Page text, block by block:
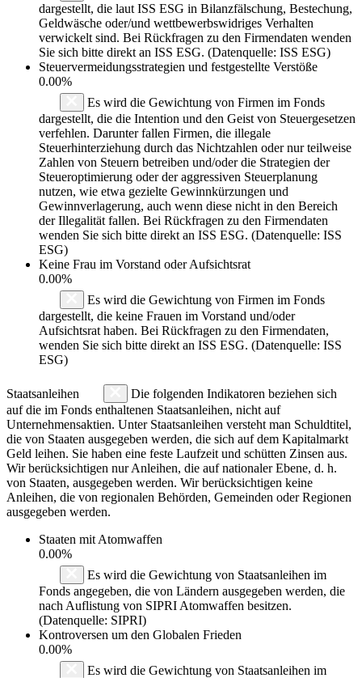
dargestellt, die laut ISS ESG in Bilanzfälschung, Bestechung,
Geldwäsche oder/und wettbewerbswidriges Verhalten
verwickelt sind. Bei Rückfragen zu den Firmendaten wenden
Sie sich bitte direkt an ISS ESG. (Datenquelle: ISS ESG)
Steuervermeidungsstrategien und festgestellte Verstöße
0.00%
Es wird die Gewichtung von Firmen im Fonds
dargestellt, die die Intention und den Geist von Steuergesetzen
verfehlen. Darunter fallen Firmen, die illegale
Steuerhinterziehung durch das Nichtzahlen oder nur teilweise
Zahlen von Steuern betreiben und/oder die Strategien der
Steueroptimierung oder der aggressiven Steuerplanung
nutzen, wie etwa gezielte Gewinnkürzungen und
Gewinnverlagerung, auch wenn diese nicht in den Bereich
der Illegalität fallen. Bei Rückfragen zu den Firmendaten
wenden Sie sich bitte direkt an ISS ESG. (Datenquelle: ISS
ESG)
Keine Frau im Vorstand oder Aufsichtsrat
0.00%
Es wird die Gewichtung von Firmen im Fonds
dargestellt, die keine Frauen im Vorstand und/oder
Aufsichtsrat haben. Bei Rückfragen zu den Firmendaten,
wenden Sie sich bitte direkt an ISS ESG. (Datenquelle: ISS
ESG)
Staatsanleihen
Die folgenden Indikatoren beziehen sich
auf die im Fonds enthaltenen Staatsanleihen, nicht auf
Unternehmensaktien. Unter Staatsanleihen versteht man Schuldtitel,
die von Staaten ausgegeben werden, die sich auf dem Kapitalmarkt
Geld leihen. Sie haben eine feste Laufzeit und schütten Zinsen aus.
Wir berücksichtigen nur Anleihen, die auf nationaler Ebene, d. h.
von Staaten, ausgegeben werden. Wir berücksichtigen keine
Anleihen, die von regionalen Behörden, Gemeinden oder Regionen
ausgegeben werden.
Staaten mit Atomwaffen
0.00%
Es wird die Gewichtung von Staatsanleihen im
Fonds angegeben, die von Ländern ausgegeben werden, die
nach Auflistung von SIPRI Atomwaffen besitzen.
(Datenquelle: SIPRI)
Kontroversen um den Globalen Frieden
0.00%
Es wird die Gewichtung von Staatsanleihen im